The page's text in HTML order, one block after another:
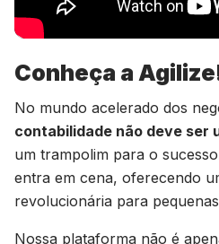
Conheça a
No mundo acelerado dos
contabilidade não deve ser
um trampolim para o
entra em cena, oferecendo
revolucionária para
Nossa plataforma não é